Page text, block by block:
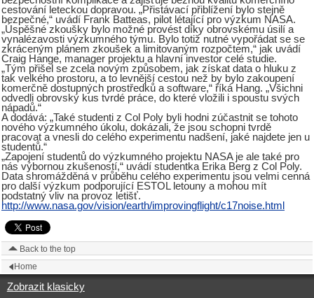
cestování leteckou dopravou. „Přistávací přiblížení bylo stejně
bezpečné,“ uvádí Frank Batteas, pilot létající pro výzkum NASA.
„Úspěšné zkoušky bylo možné provést díky obrovskému úsilí a
vynalézavosti výzkumného týmu. Bylo totiž nutné vypořádat se se
zkráceným plánem zkoušek a limitovaným rozpočtem,“ jak uvádí
Craig Hange, manager projektu a hlavní investor celé studie.
„Tým přišel se zcela novým způsobem, jak získat data o hluku z
tak velkého prostoru, a to levnější cestou než by bylo zakoupení
komerčně dostupných prostředků a software,“ říká Hang. „Všichni
odvedli obrovský kus tvrdé práce, do které vložili i spoustu svých
nápadů.“
A dodává: „Také studenti z Col Poly byli hodni zúčastnit se tohoto
nového výzkumného úkolu, dokázali, že jsou schopni tvrdě
pracovat a vnesli do celého experimentu nadšení, jaké najdete jen u
studentů.“
„Zapojení studentů do výzkumného projektu NASA je ale také pro
nás výbornou zkušeností,“ uvádí studentka Erika Berg z Col Poly.
Data shromážděná v průběhu celého experimentu jsou velmi cenná
pro další výzkum podporující ESTOL letouny a mohou mít
podstatný vliv na provoz letišť.
http://www.nasa.gov/vision/earth/improvingflight/c17noise.html
Back to the top
Home
Zobrazit klasicky